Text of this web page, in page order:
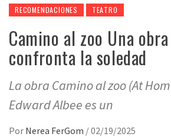
RECOMENDACIONES TEATRO
Camino al zoo Una
confronta la soledad
La obra Camino al zoo (At
Edward Albee es un
Por Nerea FerGom /02/19/2025